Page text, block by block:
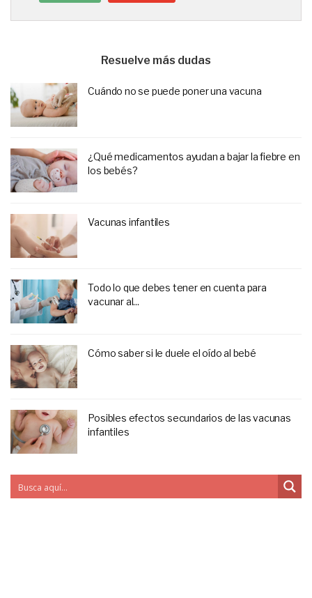
Resuelve más dudas
Cuándo no se puede poner una vacuna
¿Qué medicamentos ayudan a bajar la fiebre en
los bebés?
Vacunas infantiles
Todo lo que debes tener en cuenta para
vacunar al...
Cómo saber si le duele el oído al bebé
Posibles efectos secundarios de las vacunas
infantiles